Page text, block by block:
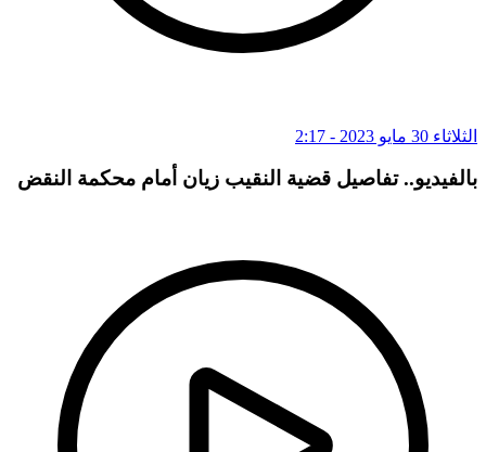
الثلاثاء 30 مايو 2023 - 2:17
بالفيديو.. تفاصيل قضية النقيب زيان أمام محكمة النقض